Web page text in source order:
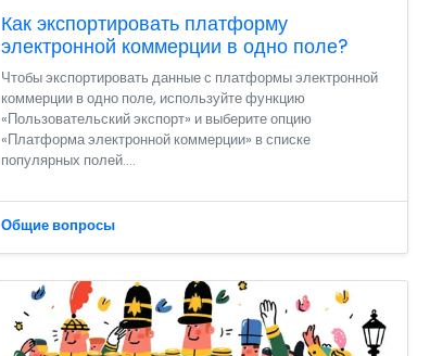
Как экспортировать платформу
электронной коммерции в одно поле?
Чтобы экспортировать данные с платформы электронной
коммерции в одно поле, используйте функцию
«Пользовательский экспорт» и выберите опцию
«Платформа электронной коммерции» в списке
популярных полей....
Общие вопросы